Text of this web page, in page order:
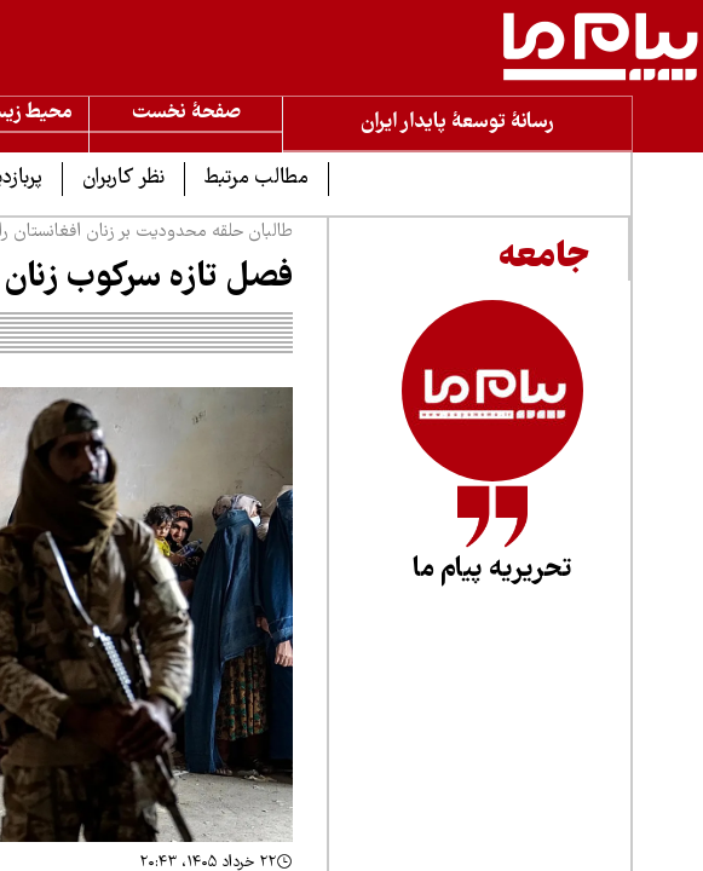
رسانۀ توسعۀ پایدار ایران صفحۀ نخست محیط
مطالب مرتبط
نظر کاربران
جامعه
تحریریه پیام ما
طالبان حلقه محدودیت بر زنان افغانستان
فصل تازه سرکوب زنان
۲۲ خرداد ۱۴۰۵، ۲۰:۴۳